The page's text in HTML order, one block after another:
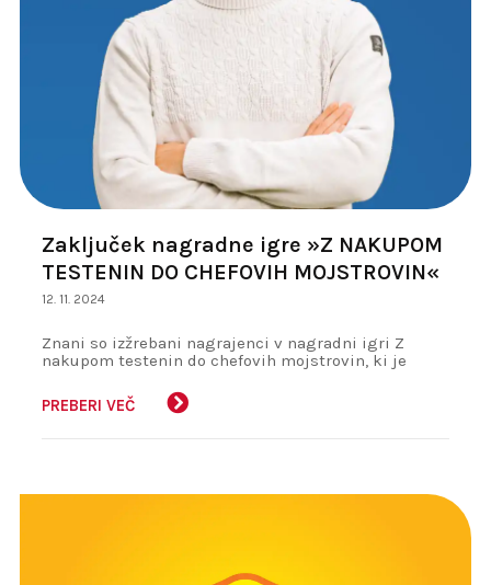
Zaključek nagradne igre »Z NAKUPOM
TESTENIN DO CHEFOVIH MOJSTROVIN«
12. 11. 2024
Znani so izžrebani nagrajenci v nagradni igri Z
nakupom testenin do chefovih mojstrovin, ki je
PREBERI VEČ